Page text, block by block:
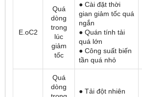
E.oC2
Quá
dòng
trong
lúc
giảm
tốc
● Cài đặt thời
gian giảm tốc quá
ngắn
● Quán tính tải
quá lớn
● Công suất biến
tần quá nhỏ
Quá
dòng
● Tải đột nhiên